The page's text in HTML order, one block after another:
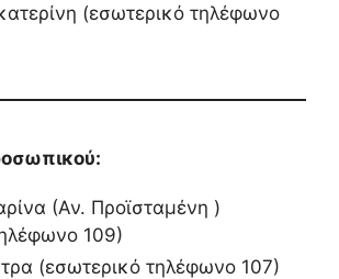
(εσωτερικό τηλέφωνο
(Αν. Προϊσταμένη )
109)
(εσωτερικό τηλέφωνο 107)